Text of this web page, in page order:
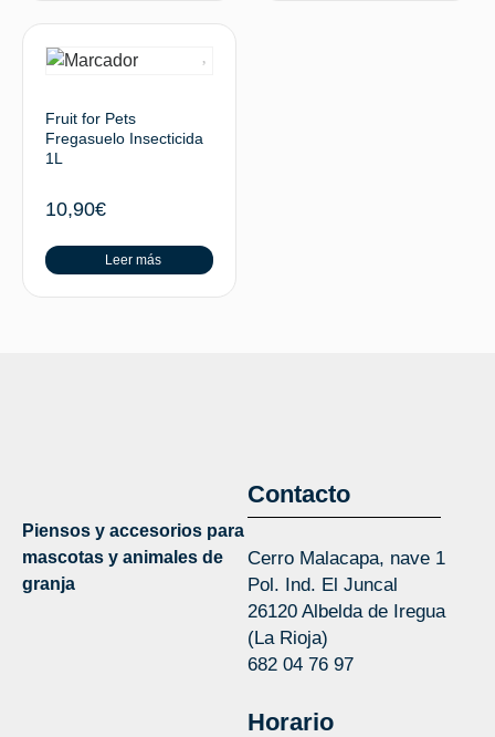
Fruit for Pets
Fregasuelo Insecticida
1L
10,90€
Leer más
Piensos y accesorios para
mascotas y animales de
granja
Contacto
Cerro Malacapa, nave 1
Pol. Ind. El Juncal
26120 Albelda de Iregua
(La Rioja)
682 04 76 97
Horario